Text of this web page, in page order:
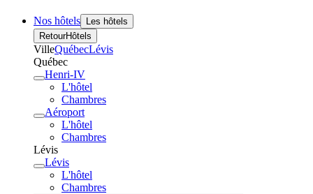
Nos hôtels
Les hôtels
RetourHôtels
VilleQuébecLévis
Québec
Henri-IV
L'hôtel
Chambres
Aéroport
L'hôtel
Chambres
Lévis
Lévis
L'hôtel
Chambres